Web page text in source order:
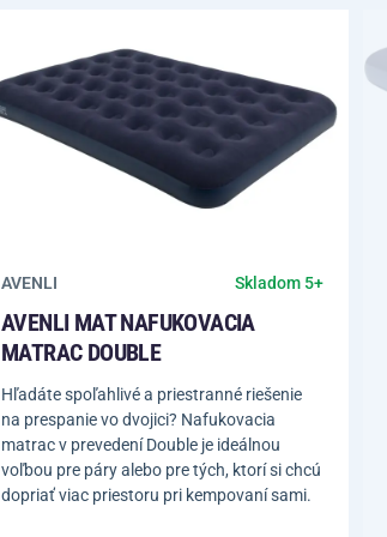
AVENLI Skladom 5+
AVENLI MAT NAFUKOVACIA
MATRAC DOUBLE
Hľadáte spoľahlivé a priestranné riešenie
na prespanie vo dvojici? Nafukovacia
matrac v prevedení Double je ideálnou
voľbou pre páry alebo pre tých, ktorí si chcú
dopriať viac priestoru pri kempovaní sami.